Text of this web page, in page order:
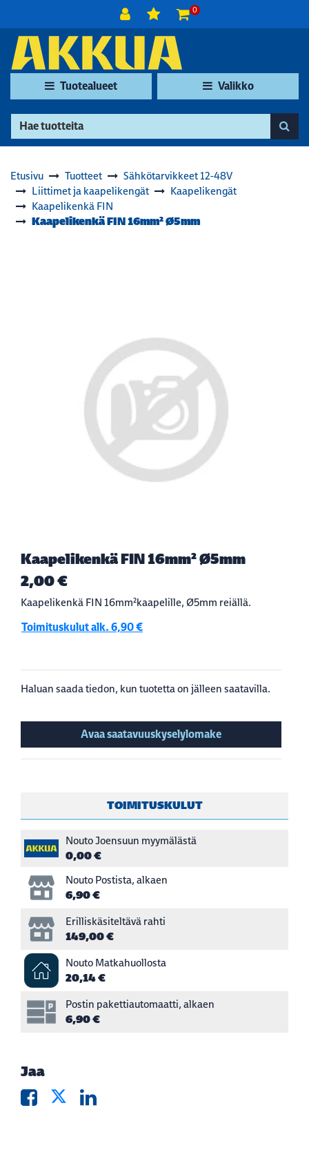
0
Tuotealueet Valikko
Etusivu Tuotteet
Sähkötarvikkeet 12-48V
Liittimet ja kaapelikengät
Kaapelikengät
Kaapelikenkä FIN
Kaapelikenkä FIN 16mm² Ø5mm
Kaapelikenkä FIN 16mm² Ø5mm
2,00 €
Kaapelikenkä FIN 16mm²kaapelille, Ø5mm reiällä.
Toimituskulut alk. 6,90 €
Haluan saada tiedon, kun tuotetta on jälleen saatavilla.
Avaa saatavuuskyselylomake
TOIMITUSKULUT
Nouto Joensuun myymälästä
0,00 €
Nouto Postista, alkaen
6,90 €
Erilliskäsiteltävä rahti
149,00 €
Nouto Matkahuollosta
20,14 €
Postin pakettiautomaatti, alkaen
6,90 €
Jaa